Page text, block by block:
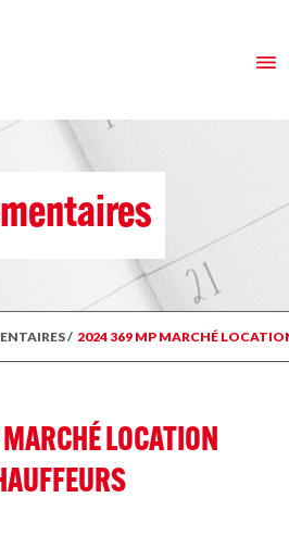
/ 2024 369 MP MARCHÉ
LOCATION